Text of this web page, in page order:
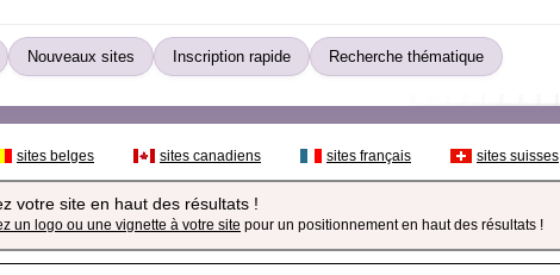
Nouveaux sites Inscription rapide Recherche thématique
sites belges sites canadiens sites français sites suisses
votre site en haut des résultats !
un logo ou une vignette à votre site pour un positionnement en haut des résultats !